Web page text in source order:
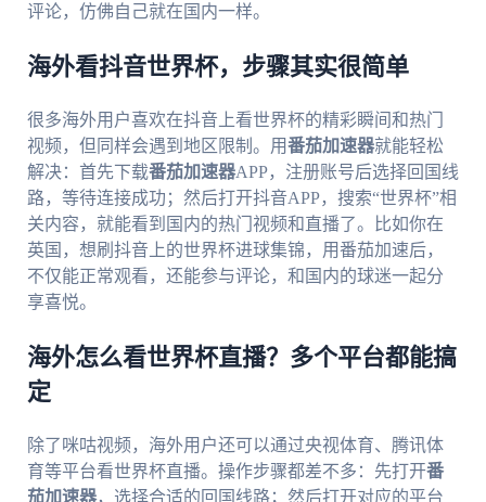
评论，仿佛自己就在国内一样。
海外看抖音世界杯，步骤其实很简单
很多海外用户喜欢在抖音上看世界杯的精彩瞬间和热门
视频，但同样会遇到地区限制。用番茄加速器就能轻松
解决：首先下载番茄加速器APP，注册账号后选择回国线
路，等待连接成功；然后打开抖音APP，搜索“世界杯”相
关内容，就能看到国内的热门视频和直播了。比如你在
英国，想刷抖音上的世界杯进球集锦，用番茄加速后，
不仅能正常观看，还能参与评论，和国内的球迷一起分
享喜悦。
海外怎么看世界杯直播？多个平台都能搞
定
除了咪咕视频，海外用户还可以通过央视体育、腾讯体
育等平台看世界杯直播。操作步骤都差不多：先打开番
茄加速器，选择合适的回国线路；然后打开对应的平台